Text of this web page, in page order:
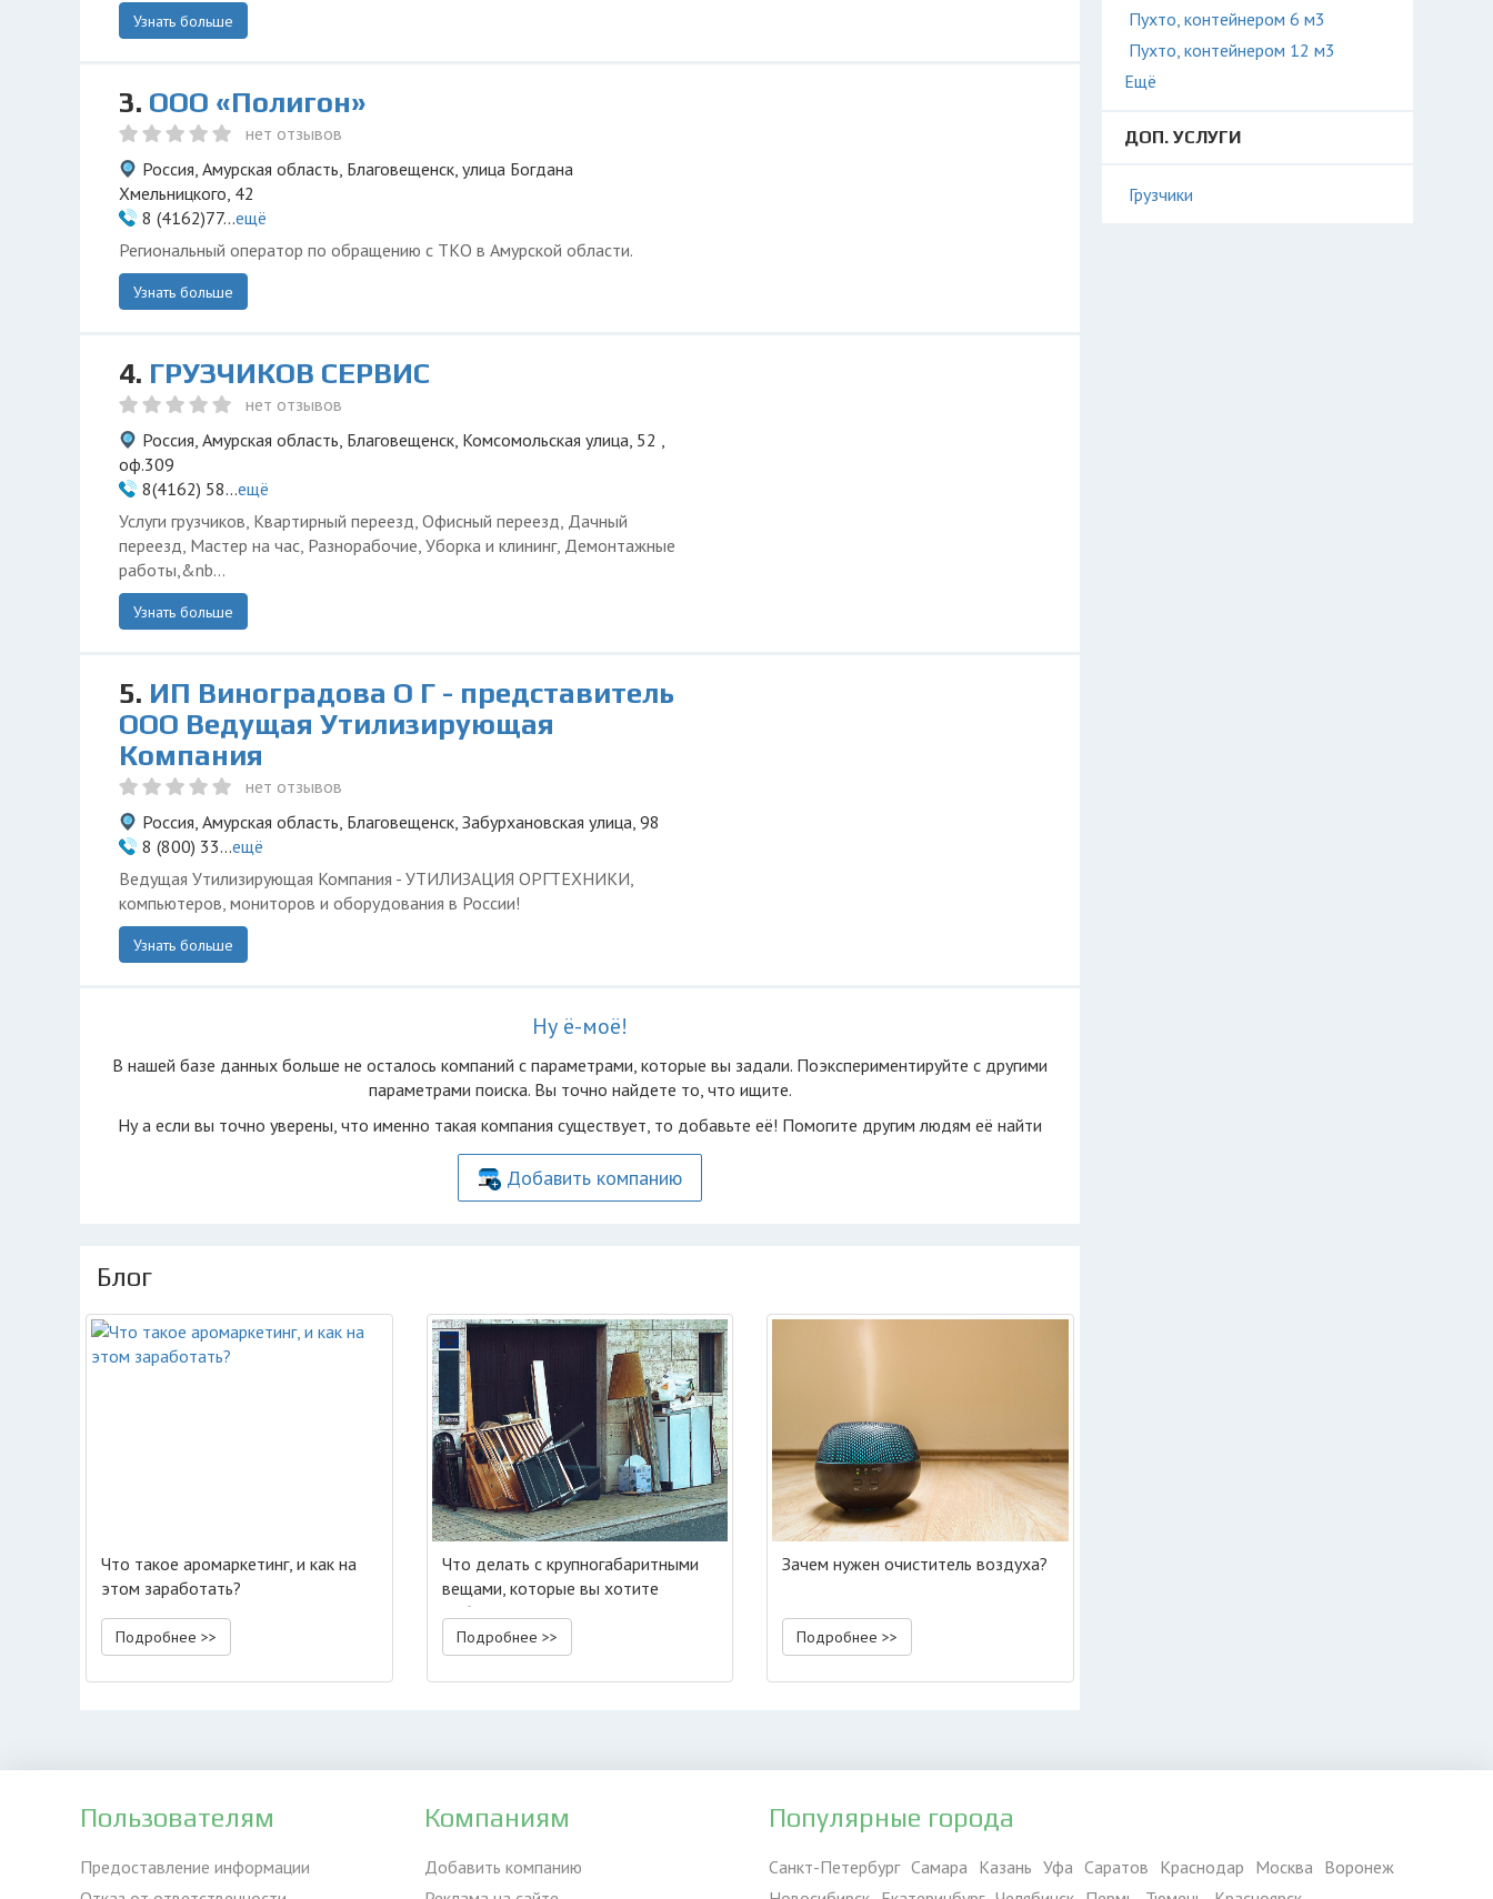
Пухто, контейнером 6 м3
Пухто, контейнером 12 м3
Ещё
ДОП. УСЛУГИ
Грузчики
Узнать больше
3. ООО «Полигон»
нет отзывов
Россия, Амурская область, Благовещенск, улица Богдана
Хмельницкого, 42
8 (4162)77...ещё
Региональный оператор по обращению с ТКО в Амурской области.
Узнать больше
4. ГРУЗЧИКОВ СЕРВИС
нет отзывов
Россия, Амурская область, Благовещенск, Комсомольская улица, 52 ,
оф.309
8(4162) 58...ещё
Услуги грузчиков, Квартирный переезд, Офисный переезд, Дачный
переезд, Мастер на час, Разнорабочие, Уборка и клининг, Демонтажные
работы,&nb...
Узнать больше
5. ИП Виноградова О Г - представитель
ООО Ведущая Утилизирующая
Компания
нет отзывов
Россия, Амурская область, Благовещенск, Забурхановская улица, 98
8 (800) 33...ещё
Ведущая Утилизирующая Компания - УТИЛИЗАЦИЯ ОРГТЕХНИКИ,
компьютеров, мониторов и оборудования в России!
Узнать больше
Ну ё-моё!
В нашей базе данных больше не осталоcь компаний с параметрами, которые вы задали. Поэкспериментируйте с другими
параметрами поиска. Вы точно найдете то, что ищите.
Ну а если вы точно уверены, что именно такая компания существует, то добавьте её! Помогите другим людям её найти
Добавить компанию
Блог
Что такое аромаркетинг, и как на
этом заработать?
Подробнее >>
Что делать с крупногабаритными
вещами, которые вы хотите
выбросить
Подробнее >>
Зачем нужен очиститель воздуха?
Подробнее >>
Пользователям
Предоставление информации
Компаниям
Добавить компанию
Популярные города
Санкт-Петербург Самара Казань Уфа Саратов Краснодар Москва Воронеж